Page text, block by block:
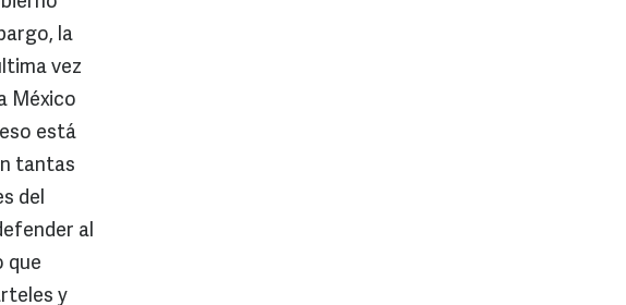
la
vez
México
está
tantas
del
al
que
y